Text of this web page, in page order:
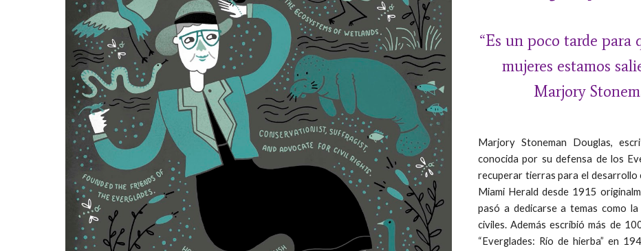
“Es un poco tarde para
mujeres estamos
Marjory
Marjory Stoneman Douglas,
conocida por su defensa de los
recuperar tierras para el desarrollo
Miami Herald desde 1915
pasó a dedicarse a temas como
civiles. Además escribió más de
“Everglades: Río de hierba” en